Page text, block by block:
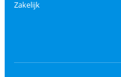
Zakelijk